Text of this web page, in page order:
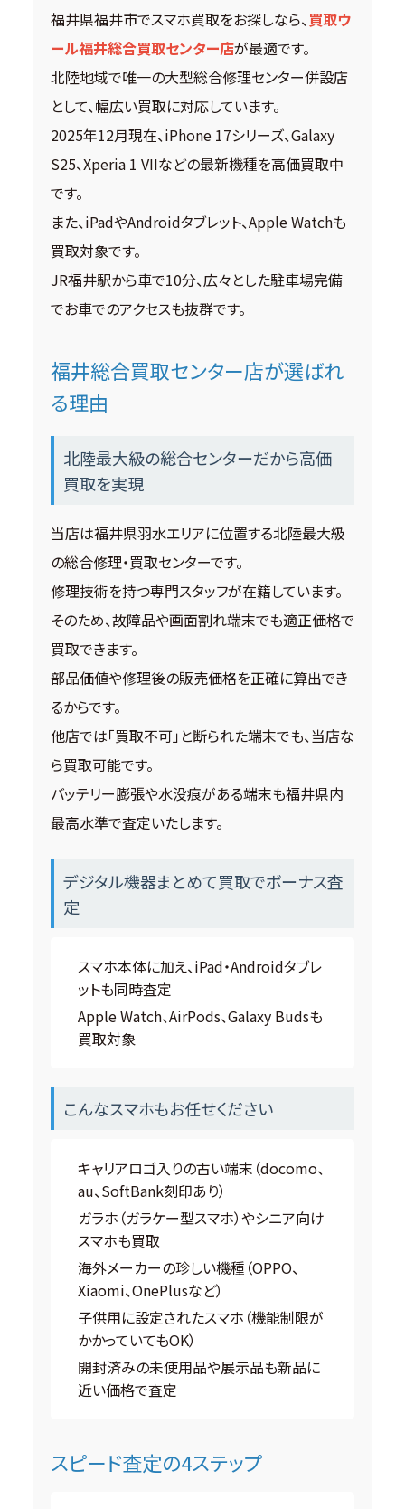
福井県福井市でスマホ買取をお探しなら、買取ウ
ール福井総合買取センター店が最適です。
北陸地域で唯一の大型総合修理センター併設店
として、幅広い買取に対応しています。
2025年12月現在、iPhone 17シリーズ、Galaxy
S25、Xperia 1 VIIなどの最新機種を高価買取中
です。
また、iPadやAndroidタブレット、Apple Watchも
買取対象です。
JR福井駅から車で10分、広々とした駐車場完備
でお車でのアクセスも抜群です。
福井総合買取センター店が選ばれ
る理由
北陸最大級の総合センターだから高価
買取を実現
当店は福井県羽水エリアに位置する北陸最大級
の総合修理・買取センターです。
修理技術を持つ専門スタッフが在籍しています。
そのため、故障品や画面割れ端末でも適正価格で
買取できます。
部品価値や修理後の販売価格を正確に算出でき
るからです。
他店では「買取不可」と断られた端末でも、当店な
ら買取可能です。
バッテリー膨張や水没痕がある端末も福井県内
最高水準で査定いたします。
デジタル機器まとめて買取でボーナス査
定
スマホ本体に加え、iPad・Androidタブレ
ットも同時査定
Apple Watch、AirPods、Galaxy Budsも
買取対象
こんなスマホもお任せください
キャリアロゴ入りの古い端末（docomo、
au、SoftBank刻印あり）
ガラホ（ガラケー型スマホ）やシニア向け
スマホも買取
海外メーカーの珍しい機種（OPPO、
Xiaomi、OnePlusなど）
子供用に設定されたスマホ（機能制限が
かかっていてもOK）
開封済みの未使用品や展示品も新品に
近い価格で査定
スピード査定の4ステップ